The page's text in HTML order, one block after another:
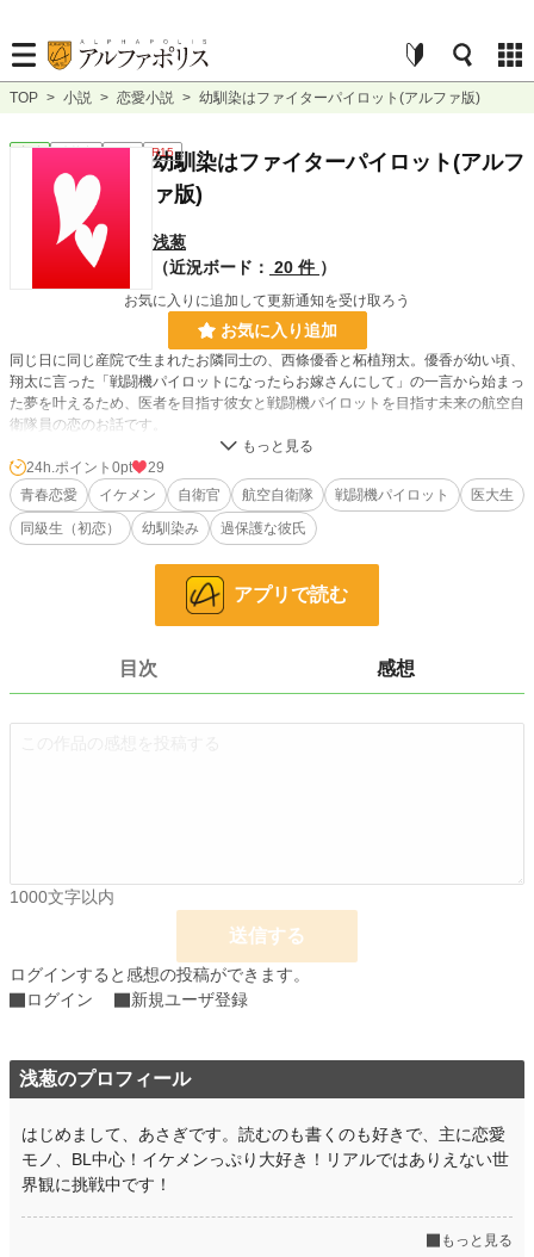
TOP > 小説 > 恋愛小説 > 幼馴染はファイターパイロット(アルファ版)
恋愛 連載中 長編 R15
幼馴染はファイターパイロット(アルフ
ァ版)
浅葱
（近況ボード： 20 件 ）
お気に入りに追加して更新通知を受け取ろう
お気に入り追加
同じ日に同じ産院で生まれたお隣同士の、西條優香と柘植翔太。優香が幼い頃、
翔太に言った「戦闘機パイロットになったらお嫁さんにして」の一言から始まっ
た夢を叶えるため、医者を目指す彼女と戦闘機パイロットを目指す未来の航空自
衛隊員の恋のお話です。
※小説家になろう、で更新中の作品をアルファ版に一部改変を加えています。
宜しければ、なろう版の作品もお読み頂ければ幸いです。（なろう版の方が先行
していますのでネタバレについてはご自身で管理の程、お願い致します。）
228,899 位 / 228,899 件
週間ポイント 42 pt (48,661 位)
年間ポイント 2,085 pt (66,192 位)
24h.ポイント 0pt
29
青春恋愛
イケメン 自衛官 航空自衛隊 戦闘機パイロット
医大生
同級生（初恋）
幼馴染み 過保護な彼氏
アプリで読む
目次 感想
1000文字以内
送信する
ログインすると感想の投稿ができます。
ログイン
新規ユーザ登録
浅葱のプロフィール
はじめまして、あさぎです。読むのも書くのも好きで、主に恋愛
モノ、BL中心！イケメンっぷり大好き！リアルではありえない世
界観に挑戦中です！
もっと見る